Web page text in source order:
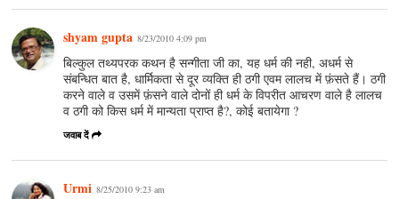
shyam gupta 8/23/2010 4:09 pm
बिल्कुल तथ्यपरक कथन है सन्गीता जी का, यह धर्म की नही, अधर्म से
संबन्धित बात है, धार्मिकता से दूर व्यक्ति ही ठगी एवम लालच में फ़ंसते हैं। ठगी
करने वाले व उसमें फ़ंसने वाले दोनों ही धर्म के विपरीत आचरण वाले है लालच
व ठगी को किस धर्म में मान्यता प्राप्त है?, कोई बतायेगा ?
जवाब दें
Urmi 8/25/2010 9:23 am